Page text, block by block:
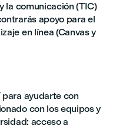
la comunicación (TIC)
apoyo para el
en línea (Canvas y
ayudarte con
con los equipos y
acceso a